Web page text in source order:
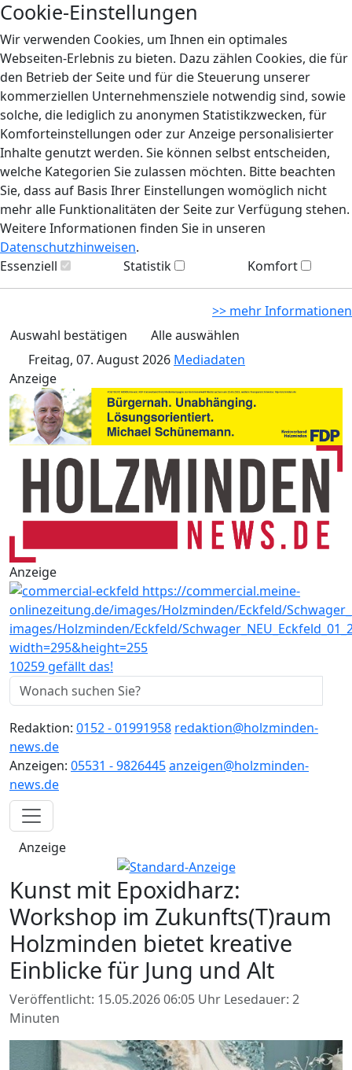
Cookie-Einstellungen
Wir verwenden Cookies, um Ihnen ein optimales
Webseiten-Erlebnis zu bieten. Dazu zählen Cookies, die für
den Betrieb der Seite und für die Steuerung unserer
kommerziellen Unternehmensziele notwendig sind, sowie
solche, die lediglich zu anonymen Statistikzwecken, für
Komforteinstellungen oder zur Anzeige personalisierter
Inhalte genutzt werden. Sie können selbst entscheiden,
welche Kategorien Sie zulassen möchten. Bitte beachten
Sie, dass auf Basis Ihrer Einstellungen womöglich nicht
mehr alle Funktionalitäten der Seite zur Verfügung stehen.
Weitere Informationen finden Sie in unseren
Datenschutzhinweisen.
Essenziell
Statistik Komfort
>> mehr Informationen
Auswahl bestätigen
Alle auswählen
Freitag, 07. August 2026 Mediadaten
Anzeige
Anzeige
10259 gefällt das!
Redaktion: 0152 - 01991958 redaktion@holzminden-
news.de
Anzeigen: 05531 - 9826445anzeigen@holzminden-
news.de
Anzeige
Kunst mit Epoxidharz:
Workshop im Zukunfts(T)raum
Holzminden bietet kreative
Einblicke für Jung und Alt
Veröffentlicht: 15.05.2026 06:05 Uhr Lesedauer: 2
Minuten